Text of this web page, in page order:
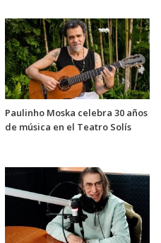
Paulinho Moska celebra 30 años
de música en el Teatro Solís